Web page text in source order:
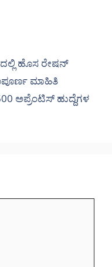
ಹೊಸ ರೇಷನ್
ಮಾಹಿತಿ
ಅಪ್ರೆಂಟಿಸ್ ಹುದ್ದೆಗಳ